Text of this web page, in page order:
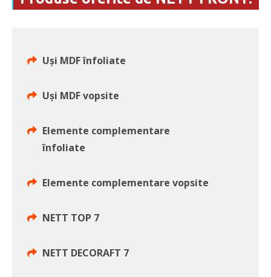
Uși MDF înfoliate
Uși MDF vopsite
Elemente complementare
înfoliate
Elemente complementare vopsite
NETT TOP 7
NETT DECORAFT 7